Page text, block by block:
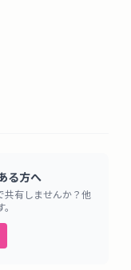
る方へ
共有しませんか？他